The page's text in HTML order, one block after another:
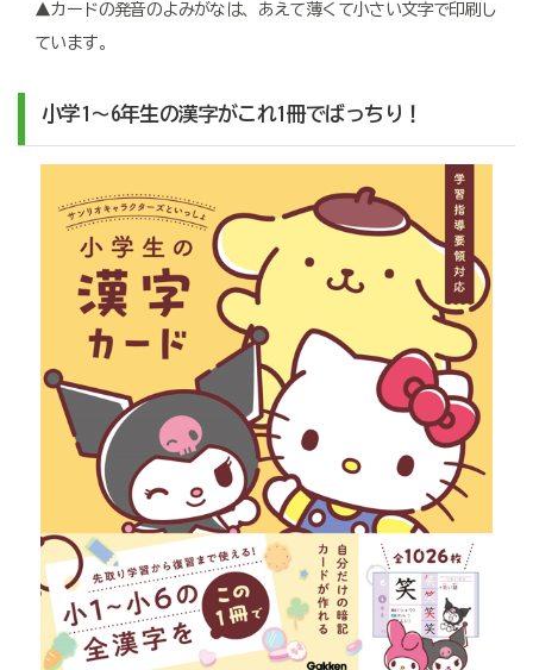
▲カードの発音のよみがなは、あえて薄くて小さい文字で印刷し
ています。
小学1～6年生の漢字がこれ1冊でばっちり！